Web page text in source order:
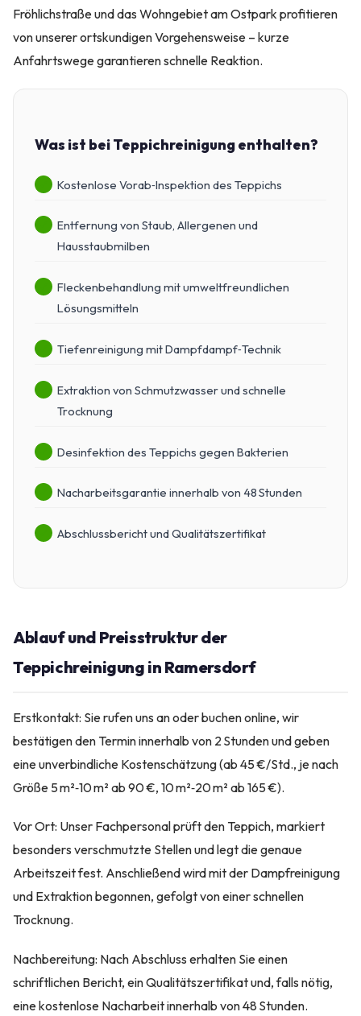
Fröhlichstraße und das Wohngebiet am Ostpark profitieren
von unserer ortskundigen Vorgehensweise – kurze
Anfahrtswege garantieren schnelle Reaktion.
Was ist bei Teppichreinigung enthalten?
Kostenlose Vorab‑Inspektion des Teppichs
Entfernung von Staub, Allergenen und
Hausstaubmilben
Fleckenbehandlung mit umweltfreundlichen
Lösungsmitteln
Tiefenreinigung mit Dampfdampf‑Technik
Extraktion von Schmutzwasser und schnelle
Trocknung
Desinfektion des Teppichs gegen Bakterien
Nacharbeitsgarantie innerhalb von 48 Stunden
Abschlussbericht und Qualitätszertifikat
Ablauf und Preisstruktur der
Teppichreinigung in Ramersdorf
Erstkontakt: Sie rufen uns an oder buchen online, wir
bestätigen den Termin innerhalb von 2 Stunden und geben
eine unverbindliche Kostenschätzung (ab 45 €/Std., je nach
Größe 5 m²‑10 m² ab 90 €, 10 m²‑20 m² ab 165 €).
Vor Ort: Unser Fachpersonal prüft den Teppich, markiert
besonders verschmutzte Stellen und legt die genaue
Arbeitszeit fest. Anschließend wird mit der Dampfreinigung
und Extraktion begonnen, gefolgt von einer schnellen
Trocknung.
Nachbereitung: Nach Abschluss erhalten Sie einen
schriftlichen Bericht, ein Qualitätszertifikat und, falls nötig,
eine kostenlose Nacharbeit innerhalb von 48 Stunden.